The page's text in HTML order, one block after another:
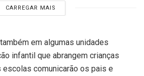
CARREGAR MAIS
em algumas unidades
infantil que abrangem crianças
comunicarão os pais e